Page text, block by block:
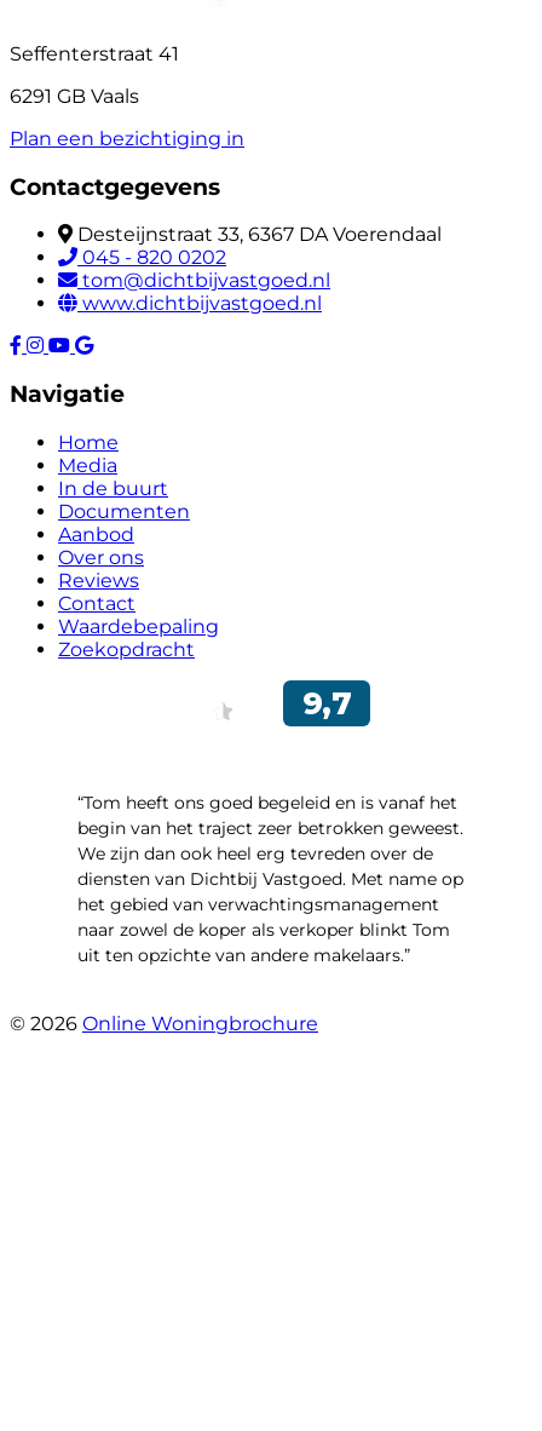
Seffenterstraat 41
6291 GB Vaals
Plan een bezichtiging in
Contactgegevens
Desteijnstraat 33, 6367 DA Voerendaal
045 - 820 0202
tom@dichtbijvastgoed.nl
www.dichtbijvastgoed.nl
Navigatie
Home
Media
In de buurt
Documenten
Aanbod
Over ons
Reviews
Contact
Waardebepaling
Zoekopdracht
“Tom heeft ons goed begeleid en is vanaf het
begin van het traject zeer betrokken geweest.
We zijn dan ook heel erg tevreden over de
diensten van Dichtbij Vastgoed. Met name op
het gebied van verwachtingsmanagement
naar zowel de koper als verkoper blinkt Tom
uit ten opzichte van andere makelaars.”
© 2026 Online Woningbrochure